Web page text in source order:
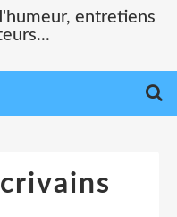
entretiens